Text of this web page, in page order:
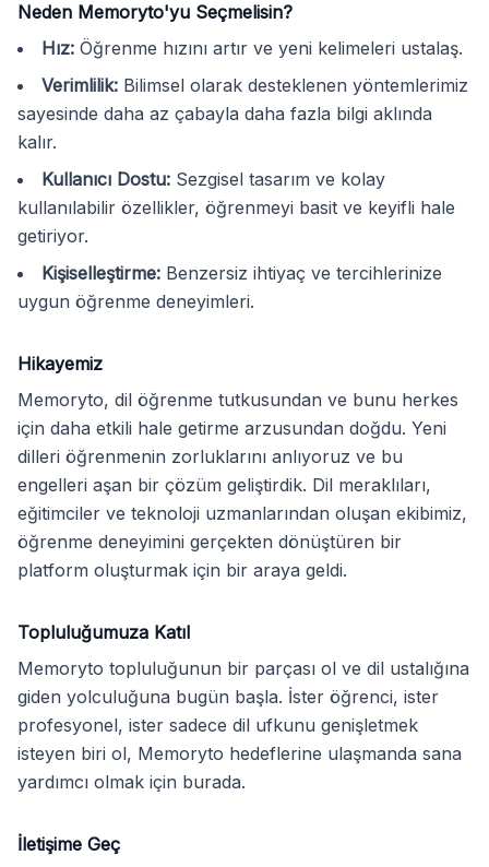
Neden Memoryto'yu Seçmelisin?
Hız: Öğrenme hızını artır ve yeni kelimeleri ustalaş.
Verimlilik: Bilimsel olarak desteklenen yöntemlerimiz
sayesinde daha az çabayla daha fazla bilgi aklında
kalır.
Kullanıcı Dostu: Sezgisel tasarım ve kolay
kullanılabilir özellikler, öğrenmeyi basit ve keyifli hale
getiriyor.
Kişiselleştirme: Benzersiz ihtiyaç ve tercihlerinize
uygun öğrenme deneyimleri.
Hikayemiz
Memoryto, dil öğrenme tutkusundan ve bunu herkes
için daha etkili hale getirme arzusundan doğdu. Yeni
dilleri öğrenmenin zorluklarını anlıyoruz ve bu
engelleri aşan bir çözüm geliştirdik. Dil meraklıları,
eğitimciler ve teknoloji uzmanlarından oluşan ekibimiz,
öğrenme deneyimini gerçekten dönüştüren bir
platform oluşturmak için bir araya geldi.
Topluluğumuza Katıl
Memoryto topluluğunun bir parçası ol ve dil ustalığına
giden yolculuğuna bugün başla. İster öğrenci, ister
profesyonel, ister sadece dil ufkunu genişletmek
isteyen biri ol, Memoryto hedeflerine ulaşmanda sana
yardımcı olmak için burada.
İletişime Geç